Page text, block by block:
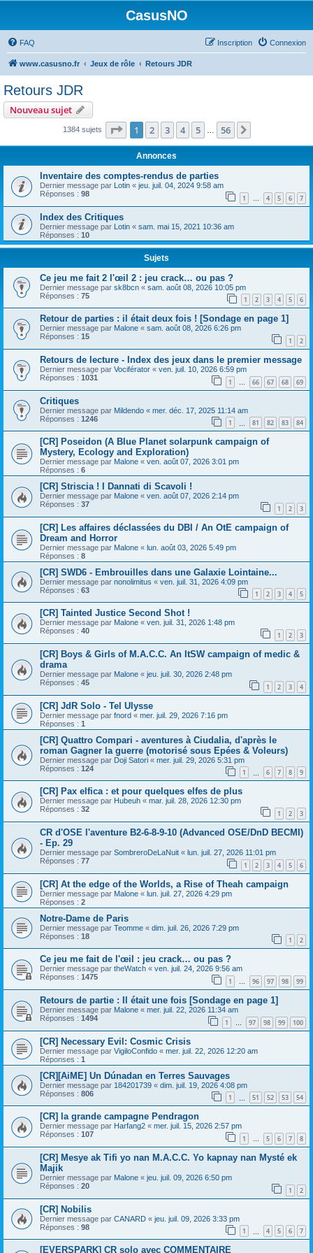
CasusNO
FAQ Connexion
Inscription
www.casusno.fr Jeux de rôle Retours JDR
Retours JDR
Nouveau sujet
1384 sujets Page 1sur56
1 2 3 4 5 56
Annonces
Inventaire des comptes-rendus de parties
Dernier message par Lotin « jeu. juil. 04, 2024 9:58 am
Réponses : 98 1 … 4 5 6 7
Index des Critiques
Dernier message par Lotin « sam. mai 15, 2021 10:36 am
Réponses : 10
Sujets
Ce jeu me fait 2 l'œil 2 : jeu crack… ou pas ?
Dernier message par sk8bcn « sam. août 08, 2026 10:05 pm
Réponses : 75 1 2 3 4 5 6
Retour de parties : il était deux fois ! [Sondage en page 1]
Dernier message par Malone « sam. août 08, 2026 6:26 pm
Réponses : 15 1 2
Retours de lecture - Index des jeux dans le premier message
Dernier message par Vociférator « ven. juil. 10, 2026 6:59 pm
Réponses : 1031 1 … 66 67 68 69
Critiques
Dernier message par Mildendo « mer. déc. 17, 2025 11:14 am
Réponses : 1246 1 81 82 83 84
[CR] Poseidon (A Blue Planet solarpunk campaign of
Mystery, Ecology and Exploration)
Dernier message par Malone « ven. août 07, 2026 3:01 pm
Réponses : 6
[CR] Striscia ! I Dannati di Scavoli !
Dernier message par Malone « ven. août 07, 2026 2:14 pm
Réponses : 37 1 2 3
[CR] Les affaires déclassées du DBI / An OtE campaign of
Dream and Horror
Dernier message par Malone « lun. août 03, 2026 5:49 pm
Réponses : 8
[CR] SWD6 - Embrouilles dans une Galaxie Lointaine...
Dernier message par nonolimitus « ven. juil. 31, 2026 4:09 pm
Réponses : 63 1 2 3 4 5
[CR] Tainted Justice Second Shot !
Dernier message par Malone « ven. juil. 31, 2026 1:48 pm
Réponses : 40 1 2 3
[CR] Boys & Girls of M.A.C.C. An ItSW campaign of medic &
drama
Dernier message par Malone « jeu. juil. 30, 2026 2:48 pm
Réponses : 45 1 2 3 4
[CR] JdR Solo - Tel Ulysse
Dernier message par fnord « mer. juil. 29, 2026 7:16 pm
Réponses : 1
[CR] Quattro Compari - aventures à Ciudalia, d'après le
roman Gagner la guerre (motorisé sous Epées & Voleurs)
Dernier message par Doji Satori « mer. juil. 29, 2026 5:31 pm
Réponses : 124 1 6 7 8 9
[CR] Pax elfica : et pour quelques elfes de plus
Dernier message par Hubeuh « mar. juil. 28, 2026 12:30 pm
Réponses : 32 1 2 3
CR d'OSE l'aventure B2-6-8-9-10 (Advanced OSE/DnD BECMI)
- Ep. 29
Dernier message par SombreroDeLaNuit « lun. juil. 27, 2026 11:01 pm
Réponses : 77 1 2 3 4 5 6
[CR] At the edge of the Worlds, a Rise of Theah campaign
Dernier message par Malone « lun. juil. 27, 2026 4:29 pm
Réponses : 2
Notre-Dame de Paris
Dernier message par Teomme « dim. juil. 26, 2026 7:29 pm
Réponses : 18 1 2
Ce jeu me fait de l'œil : jeu crack… ou pas ?
Dernier message par theWatch « ven. juil. 24, 2026 9:56 am
Réponses : 1475 1 … 96 97 98 99
Retours de partie : Il était une fois [Sondage en page 1]
Dernier message par Malone « mer. juil. 22, 2026 11:34 am
Réponses : 1494 1 … 97 98 99 100
[CR] Necessary Evil: Cosmic Crisis
Dernier message par VigiloConfido « mer. juil. 22, 2026 12:20 am
Réponses : 1
[CR][AiME] Un Dúnadan en Terres Sauvages
Dernier message par 184201739 « dim. juil. 19, 2026 4:08 pm
Réponses : 806 1 51 52 53 54
[CR] la grande campagne Pendragon
Dernier message par Harfang2 « mer. juil. 15, 2026 2:57 pm
Réponses : 107 1 … 5 6 7 8
[CR] Mesye ak Tifi yo nan M.A.C.C. Yo kapnay nan Mysté ek
Majik
Dernier message par Malone « jeu. juil. 09, 2026 6:50 pm
Réponses : 20 1 2
[CR] Nobilis
Dernier message par CANARD « jeu. juil. 09, 2026 3:33 pm
Réponses : 98 1 4 5 6 7
[EVERSPARK] CR solo avec COMMENTAIRE